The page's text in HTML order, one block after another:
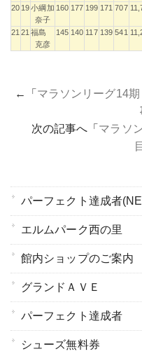
20 19小綱加
奈子
160 177 199 171 707
21 21 福島
克彦
145 140 117 139 541
←「 マラソンリーグ14
次の記事へ「 マラソ
パーフェクト達成者
エルムパーク西の里
館内ショップのご案内
グランドＡＶＥ
パーフェクト達成者
シューズ無料券